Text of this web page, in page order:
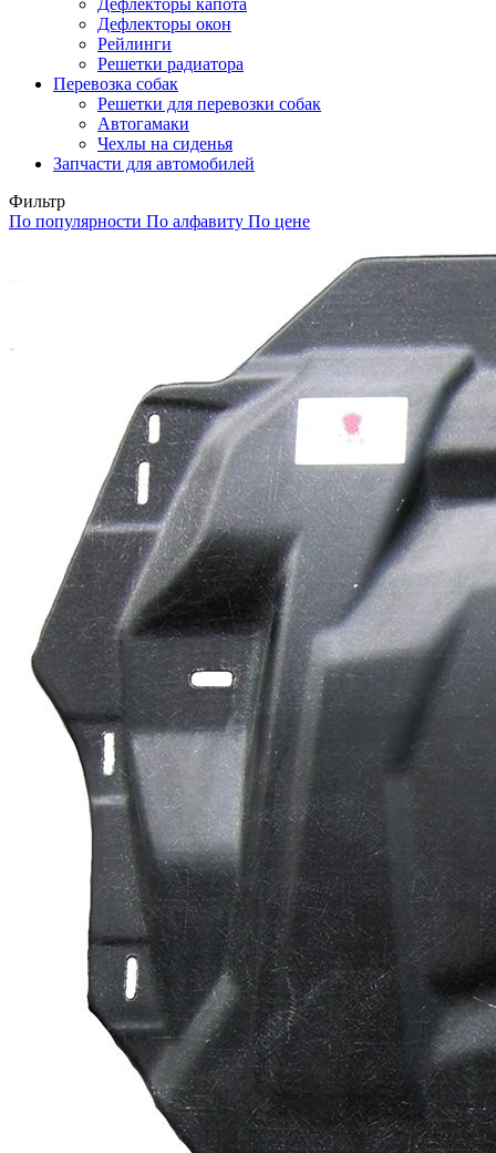
Дефлекторы окон
Рейлинги
Решетки радиатора
Перевозка собак
Решетки для перевозки собак
Автогамаки
Чехлы на сиденья
Запчасти для автомобилей
Фильтр
По популярности По алфавиту По цене